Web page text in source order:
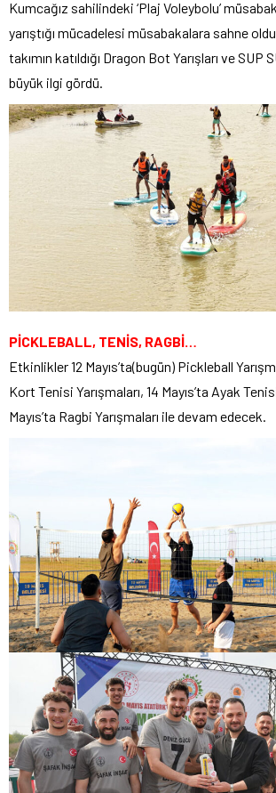
Kumcağız sahilindeki ‘Plaj Voleybolu’
yarıştığı mücadelesi müsabakalara sahne
takımın katıldığı Dragon Bot Yarışları ve SUP
büyük ilgi gördü.
PİCKLEBALL, TENİS, RAGBİ…
Etkinlikler 12 Mayıs’ta(bugün) Pickleball
Kort Tenisi Yarışmaları, 14 Mayıs’ta Ayak
Mayıs’ta Ragbi Yarışmaları ile devam edecek.